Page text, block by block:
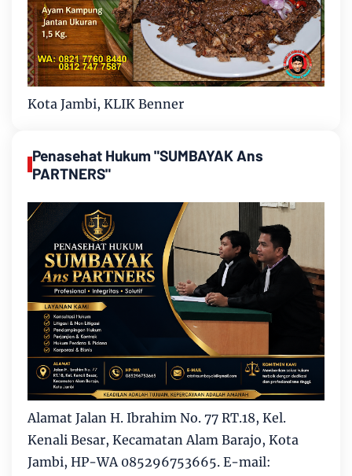
Kota Jambi, KLIK Benner
Penasehat Hukum "SUMBAYAK Ans
PARTNERS"
Alamat Jalan H. Ibrahim No. 77 RT.18, Kel.
Kenali Besar, Kecamatan Alam Barajo, Kota
Jambi, HP-WA 085296753665. E-mail: